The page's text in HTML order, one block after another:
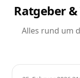
Ratgeber
Alles rund um
Ratgeber